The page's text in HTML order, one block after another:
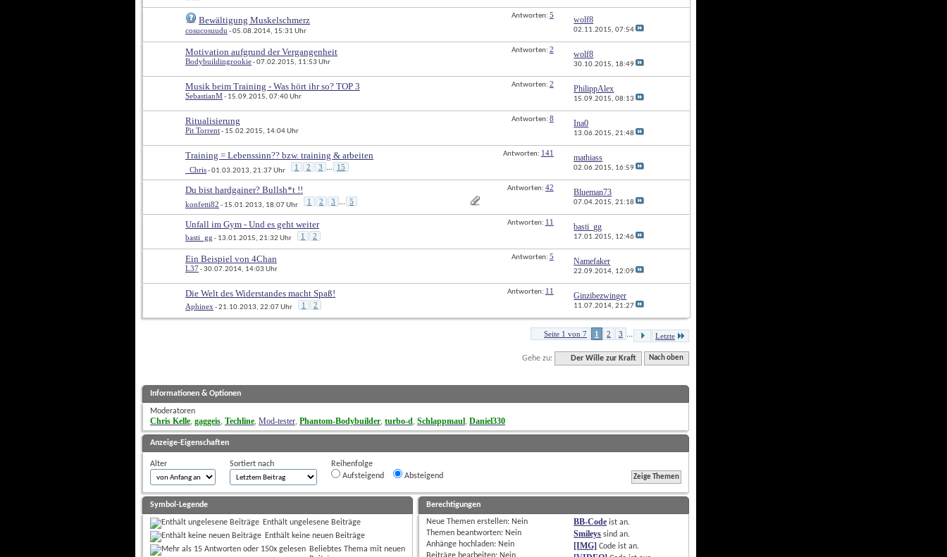
Bewältigung Muskelschmerz
cosucosuudu - 05.08.2014, 15:31 Uhr
Antworten: 5 wolf8
02.11.2015, 07:54
Motivation aufgrund der Vergangenheit
Bodybuildingrookie - 07.02.2015, 11:53 Uhr
Antworten: 2 wolf8
30.10.2015, 18:49
Musik beim Training - Was hört ihr so? TOP 3
SebastianM - 15.09.2015, 07:40 Uhr
Antworten: 2 PhilippAlex
15.09.2015, 08:13
Ritualisierung
Pit Torrent - 15.02.2015, 14:04 Uhr
Antworten: 8 Ina0
13.06.2015, 21:48
Training = Lebenssinn?? bzw. training & arbeiten
_Chris - 01.03.2013, 21:37 Uhr 1 2 3 ... 15
Antworten: 141 mathiass
02.06.2015, 16:59
Du bist hardgainer? Bullsh*t !!
konfetti82 - 15.01.2013, 18:07 Uhr 1 2 3 ... 5
Antworten: 42 Blueman73
07.04.2015, 21:18
Unfall im Gym - Und es geht weiter
basti_gg - 13.01.2015, 21:32 Uhr 1 2
Antworten: 11 basti_gg
17.01.2015, 12:46
Ein Beispiel von 4Chan
L37 - 30.07.2014, 14:03 Uhr
Antworten: 5 Namefaker
22.09.2014, 12:09
Die Welt des Widerstandes macht Spaß!
Aphinex - 21.10.2013, 22:07 Uhr 1 2
Antworten: 11 Ginzibezwinger
11.07.2014, 21:27
Seite 1 von 7 1 2 3 ... Letzte
Gehe zu: Der Wille zur Kraft Nach oben
Informationen & Optionen
Moderatoren
Chris Kelle, gaggeis, Techline, Mod-tester, Phantom-Bodybuilder, turbo-d, Schlappmaul, Daniel330
Anzeige-Eigenschaften
Alter Sortiert nach
Reihenfolge
Aufsteigend
Absteigend
Symbol-Legende
Enthält ungelesene Beiträge
Enthält keine neuen Beiträge
Beliebtes Thema mit neuen
Berechtigungen
Neue Themen erstellen: Nein
Themen beantworten: Nein
Anhänge hochladen: Nein
Beiträge bearbeiten: Nein
BB-Code istan.
Smileys sindan.
[IMG] Code istan.